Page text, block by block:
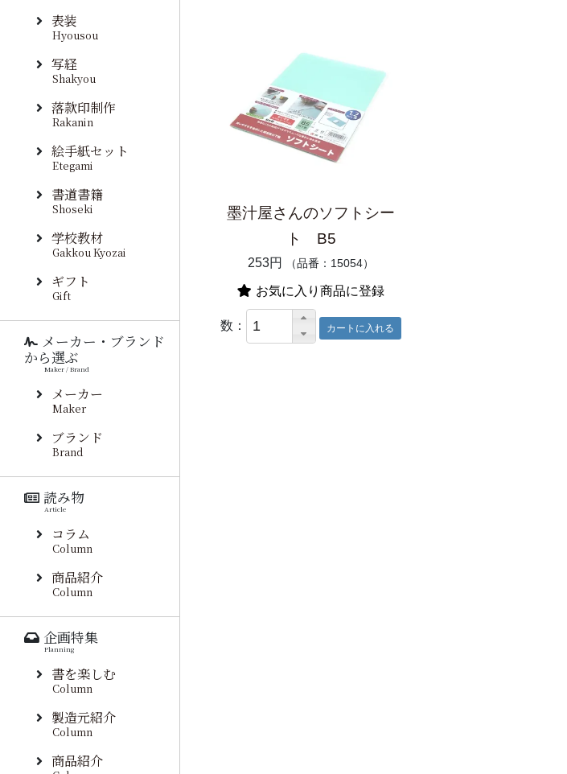
墨汁屋さんのソフトシー
ト B5
253円 （品番：15054）
お気に入り商品に登録
数：
表装
Hyousou
写経
Shakyou
落款印制作
Rakanin
絵手紙セット
Etegami
書道書籍
Shoseki
学校教材
Gakkou Kyozai
ギフト
Gift
メーカー・ブランド
から選ぶ
Maker / Brand
メーカー
Maker
ブランド
Brand
読み物
Article
コラム
Column
商品紹介
Column
企画特集
Planning
書を楽しむ
Column
製造元紹介
Column
商品紹介